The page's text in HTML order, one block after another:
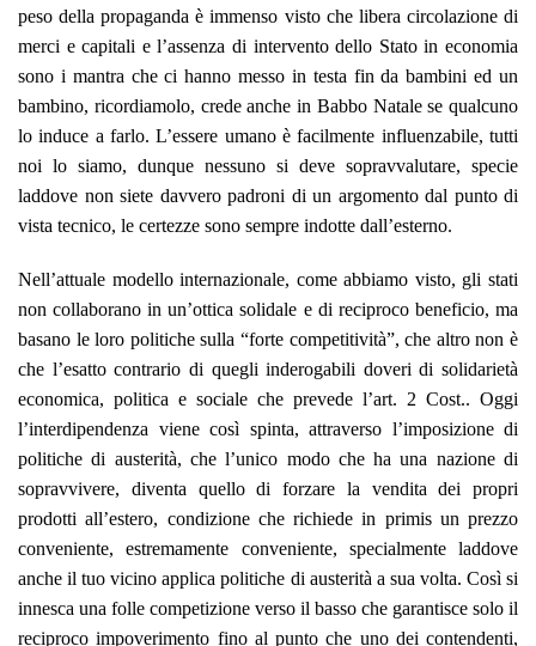
peso della propaganda è immenso visto che libera circolazione di
merci e capitali e l’assenza di intervento dello Stato in economia
sono i mantra che ci hanno messo in testa fin da bambini ed un
bambino, ricordiamolo, crede anche in Babbo Natale se qualcuno
lo induce a farlo. L’essere umano è facilmente influenzabile, tutti
noi lo siamo, dunque nessuno si deve sopravvalutare, specie
laddove non siete davvero padroni di un argomento dal punto di
vista tecnico, le certezze sono sempre indotte dall’esterno.
Nell’attuale modello internazionale, come abbiamo visto, gli stati
non collaborano in un’ottica solidale e di reciproco beneficio, ma
basano le loro politiche sulla “forte competitività”, che altro non è
che l’esatto contrario di quegli inderogabili doveri di solidarietà
economica, politica e sociale che prevede l’art. 2 Cost.. Oggi
l’interdipendenza viene così spinta, attraverso l’imposizione di
politiche di austerità, che l’unico modo che ha una nazione di
sopravvivere, diventa quello di forzare la vendita dei propri
prodotti all’estero, condizione che richiede in primis un prezzo
conveniente, estremamente conveniente, specialmente laddove
anche il tuo vicino applica politiche di austerità a sua volta. Così si
innesca una folle competizione verso il basso che garantisce solo il
reciproco impoverimento fino al punto che uno dei contendenti,